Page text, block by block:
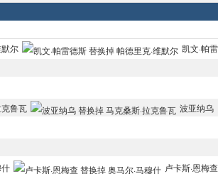
尔 凯文·帕
克鲁瓦 波亚纳乌
卢卡斯·恩梅查